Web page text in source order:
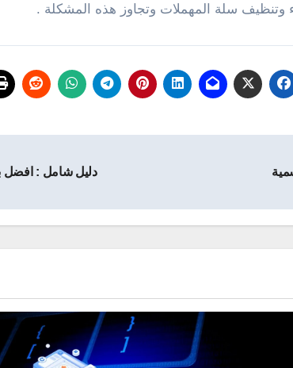
سلة المهملات وتجاوز هذه المشكلة .
دليل شامل : افضل